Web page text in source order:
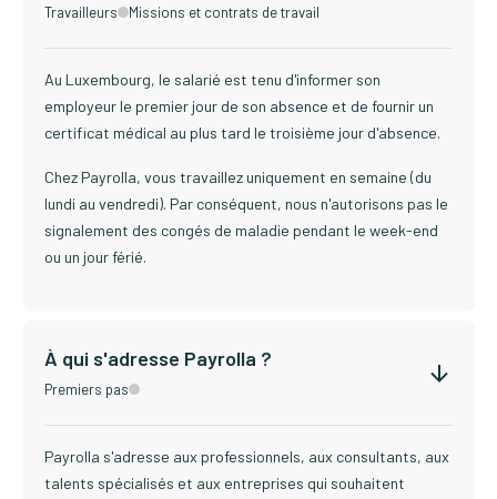
Travailleurs Missions et contrats de travail
Au Luxembourg, le salarié est tenu d'informer son
employeur le premier jour de son absence et de fournir un
certificat médical au plus tard le troisième jour d'absence.
Chez Payrolla, vous travaillez uniquement en semaine (du
lundi au vendredi). Par conséquent, nous n'autorisons pas le
signalement des congés de maladie pendant le week-end
ou un jour férié.
À qui s'adresse Payrolla ?
Premiers pas
Payrolla s'adresse aux professionnels, aux consultants, aux
talents spécialisés et aux entreprises qui souhaitent